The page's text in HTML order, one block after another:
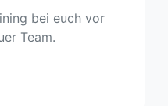
bei euch vor
Team.